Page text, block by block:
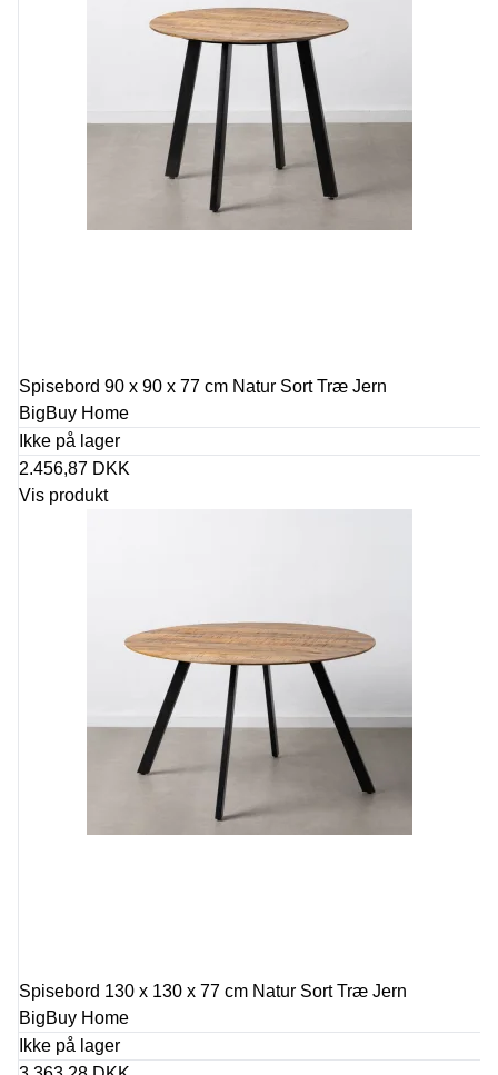
Spisebord 90 x 90 x 77 cm Natur Sort Træ Jern
BigBuy Home
Ikke på lager
2.456,87 DKK
Vis produkt
Spisebord 130 x 130 x 77 cm Natur Sort Træ Jern
BigBuy Home
Ikke på lager